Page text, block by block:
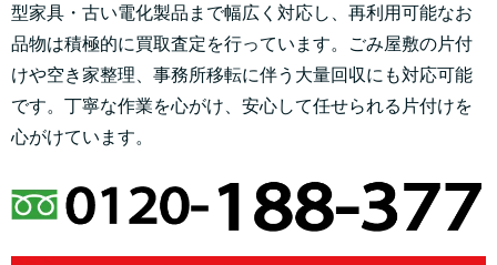
型家具・古い電化製品まで幅広く対応し、再利用可能なお
品物は積極的に買取査定を行っています。ごみ屋敷の片付
けや空き家整理、事務所移転に伴う大量回収にも対応可能
です。丁寧な作業を心がけ、安心して任せられる片付けを
心がけています。